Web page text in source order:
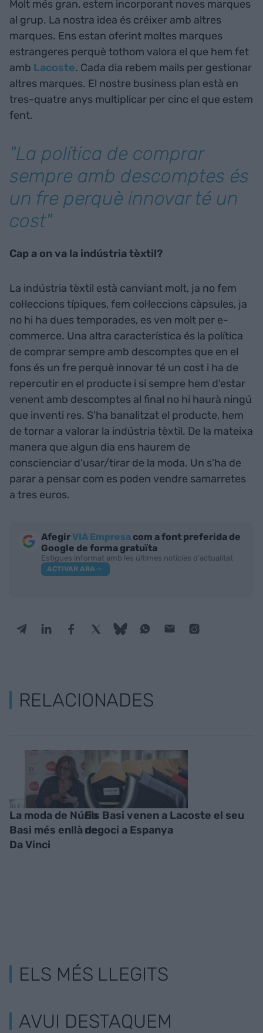
Molt més gran, estem incorporant noves marques
al grup. La nostra idea és créixer amb altres
marques. Ens estan oferint moltes marques
estrangeres perquè tothom valora el que hem fet
amb Lacoste. Cada dia rebem mails per gestionar
altres marques. El nostre business plan està en
tres-quatre anys multiplicar per cinc el que estem
fent.
"La política de comprar
sempre amb descomptes és
un fre perquè innovar té un
cost"
Cap a on va la indústria tèxtil?
La indústria tèxtil està canviant molt, ja no fem
col·leccions típiques, fem col·leccions càpsules, ja
no hi ha dues temporades, es ven molt per e-
commerce. Una altra característica és la política
de comprar sempre amb descomptes que en el
fons és un fre perquè innovar té un cost i ha de
repercutir en el producte i si sempre hem d'estar
venent amb descomptes al final no hi haurà ningú
que inventi res. S'ha banalitzat el producte, hem
de tornar a valorar la indústria tèxtil. De la mateixa
manera que algun dia ens haurem de
conscienciar d'usar/tirar de la moda. Un s'ha de
parar a pensar com es poden vendre samarretes
a tres euros.
AfegirVIA Empresa com a font preferida de
Google de forma gratuïta
Estigues informat amb les últimes notícies d'actualitat
ACTIVAR ARA
RELACIONADES
La moda de Núria
Basi més enllà de
Da Vinci
Els Basi venen a Lacoste el seu
negoci a Espanya
ELS MÉS LLEGITS
AVUI DESTAQUEM